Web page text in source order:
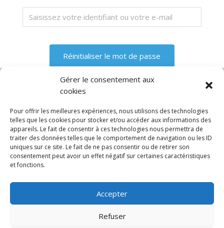
Gérer le consentement aux
cookies
Pour offrir les meilleures expériences, nous utilisons des technologies
telles que les cookies pour stocker et/ou accéder aux informations des
appareils. Le fait de consentir à ces technologies nous permettra de
traiter des données telles que le comportement de navigation ou les ID
uniques sur ce site. Le fait de ne pas consentir ou de retirer son
consentement peut avoir un effet négatif sur certaines caractéristiques
et fonctions.
Accepter
Refuser
Diable
Chariot manutention
CGV
Mentions légales
Politique de confidentialité et protection des
données
Paiement sécurisé
Gérer mes cookies
© 2025 MNG SORARE. Tous droits réservés. Prix
affichés en euros et hors TVA. Site dédié aux